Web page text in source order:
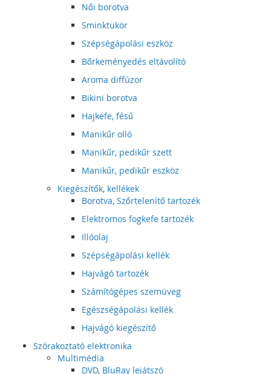
Női borotva
Sminktükör
Szépségápolási eszköz
Bőrkeményedés eltávolító
Aroma diffúzor
Bikini borotva
Hajkefe, fésű
Manikűr olló
Manikűr, pedikűr szett
Manikűr, pedikűr eszköz
Kiegészítők, kellékek
Borotva, Szőrtelenítő tartozék
Elektromos fogkefe tartozék
Illóolaj
Szépségápolási kellék
Hajvágó tartozék
Számítógépes szemüveg
Egészségápolási kellék
Hajvágó kiegészítő
Szórakoztató elektronika
Multimédia
DVD, BluRay lejátszó